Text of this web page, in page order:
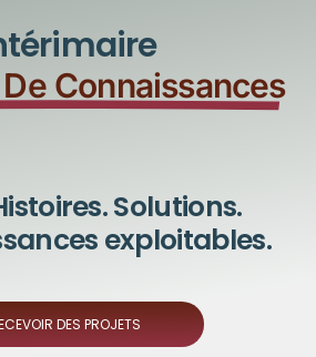
Connaissances
Solutions.
exploitables.
DES PROJETS